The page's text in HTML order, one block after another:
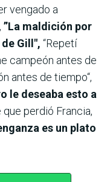
vengado a
”La maldición por
Gill", “Repetí
campeón antes de
antes de tiempo“,
le deseaba esto a
que perdió Francia,
es un plato